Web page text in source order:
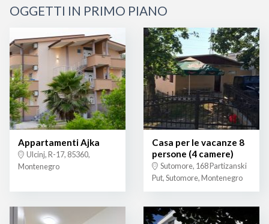
OGGETTI IN PRIMO PIANO
Appartamenti Ajka
Ulcinj, R-17, 85360,
Montenegro
Casa per le vacanze 8
persone (4 camere)
Sutomore, 168 Partizanski
Put, Sutomore, Montenegro